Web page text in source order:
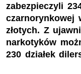
zabezpieczyli
czarnorynkowej
złotych. Z
narkotyków
230 działek